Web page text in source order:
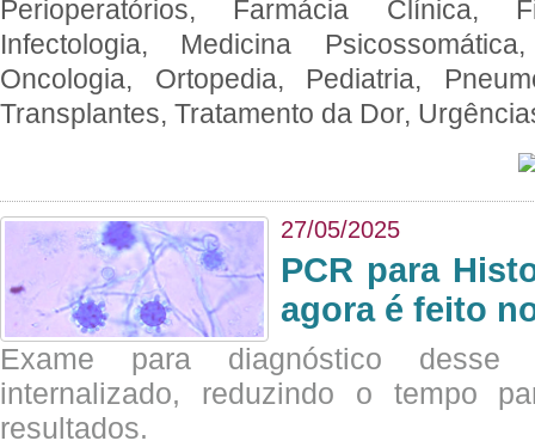
Perioperatórios, Farmácia Clínica,
Infectologia, Medicina
Oncologia, Ortopedia, Pediatria,
Transplantes, Tratamento da Dor,
27/05/2025
PCR para
agora é feito
Exame para diagnóstico desse
internalizado, reduzindo o tempo
resultados.